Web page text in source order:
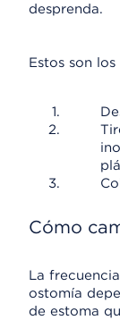
desprenda.
Estos son
Cómo
La
ostomía
de estoma